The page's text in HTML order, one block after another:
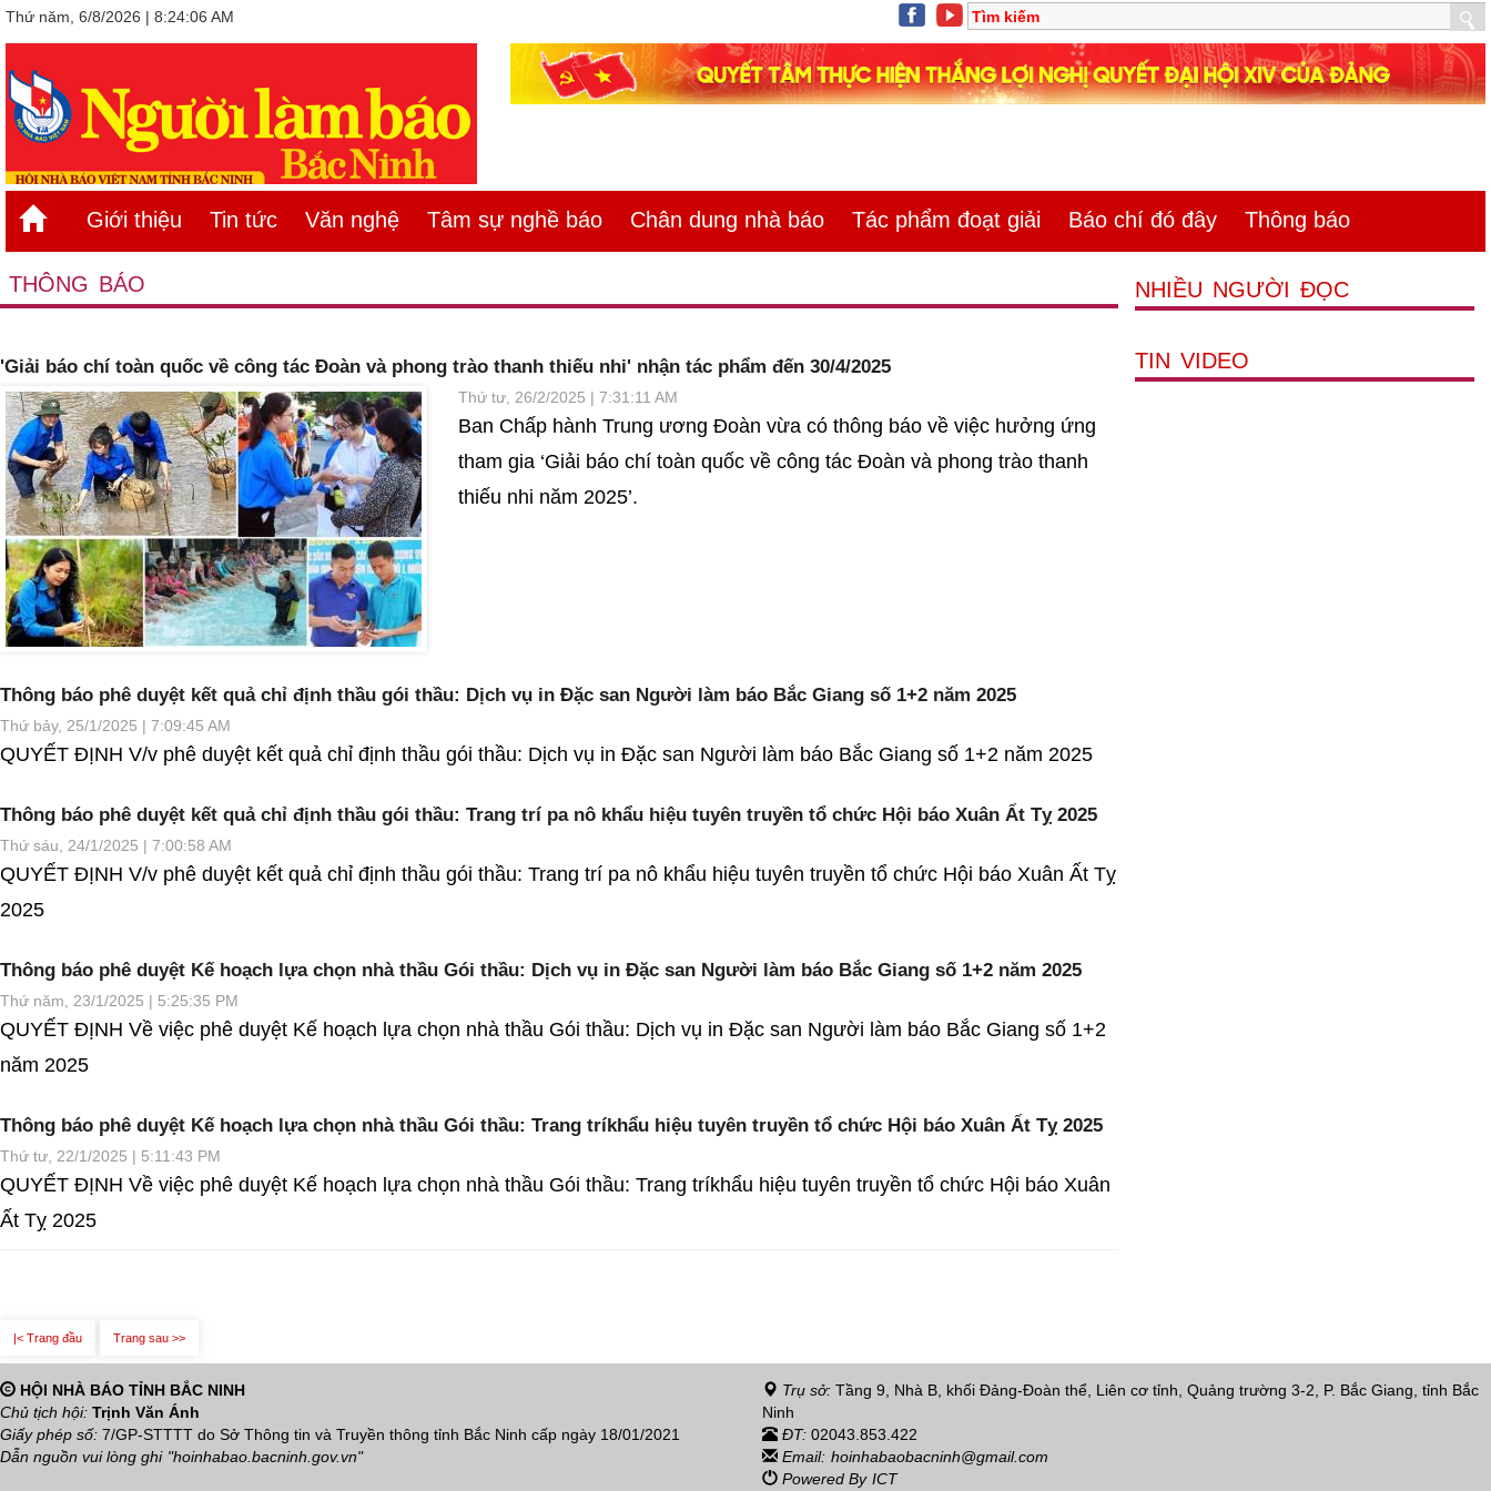
Thứ năm, 6/8/2026 | 8:24:06 AM
Giới thiệu Tin tức Văn nghệ Tâm sự nghề báo Chân dung nhà báo Tác phẩm đoạt giải Báo chí đó đây Thông báo
THÔNG BÁO
'Giải báo chí toàn quốc về công tác Đoàn và phong trào thanh thiếu nhi' nhận tác phẩm đến 30/4/2025
Thứ tư, 26/2/2025 | 7:31:11 AM
Ban Chấp hành Trung ương Đoàn vừa có thông báo về việc hưởng ứng
tham gia ‘Giải báo chí toàn quốc về công tác Đoàn và phong trào thanh
thiếu nhi năm 2025’.
Thông báo phê duyệt kết quả chỉ định thầu gói thầu: Dịch vụ in Đặc san Người làm báo Bắc Giang số 1+2 năm 2025
Thứ bảy, 25/1/2025 | 7:09:45 AM
QUYẾT ĐỊNH V/v phê duyệt kết quả chỉ định thầu gói thầu: Dịch vụ in Đặc san Người làm báo Bắc Giang số 1+2 năm 2025
Thông báo phê duyệt kết quả chỉ định thầu gói thầu: Trang trí pa nô khẩu hiệu tuyên truyền tổ chức Hội báo Xuân Ất Tỵ 2025
Thứ sáu, 24/1/2025 | 7:00:58 AM
QUYẾT ĐỊNH V/v phê duyệt kết quả chỉ định thầu gói thầu: Trang trí pa nô khẩu hiệu tuyên truyền tổ chức Hội báo Xuân Ất Tỵ
2025
Thông báo phê duyệt Kế hoạch lựa chọn nhà thầu Gói thầu: Dịch vụ in Đặc san Người làm báo Bắc Giang số 1+2 năm 2025
Thứ năm, 23/1/2025 | 5:25:35 PM
QUYẾT ĐỊNH Về việc phê duyệt Kế hoạch lựa chọn nhà thầu Gói thầu: Dịch vụ in Đặc san Người làm báo Bắc Giang số 1+2
năm 2025
Thông báo phê duyệt Kế hoạch lựa chọn nhà thầu Gói thầu: Trang tríkhẩu hiệu tuyên truyền tổ chức Hội báo Xuân Ất Tỵ 2025
Thứ tư, 22/1/2025 | 5:11:43 PM
QUYẾT ĐỊNH Về việc phê duyệt Kế hoạch lựa chọn nhà thầu Gói thầu: Trang tríkhẩu hiệu tuyên truyền tổ chức Hội báo Xuân
Ất Tỵ 2025
|< Trang đầu Trang sau >>
NHIỀU NGƯỜI ĐỌC
TIN VIDEO
HỘI NHÀ BÁO TỈNH BẮC NINH
Chủ tịch hội: Trịnh Văn Ánh
Giấy phép số: 7/GP-STTTT do Sở Thông tin và Truyền thông tỉnh Bắc Ninh cấp ngày 18/01/2021
Dẫn nguồn vui lòng ghi "hoinhabao.bacninh.gov.vn"
Trụ sở: Tầng 9, Nhà B, khối Đảng-Đoàn thể, Liên cơ tỉnh, Quảng trường 3-2, P. Bắc Giang, tỉnh Bắc
Ninh
ĐT: 02043.853.422
Email: hoinhabaobacninh@gmail.com
Powered By ICT